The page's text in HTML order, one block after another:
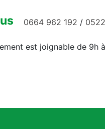
0664 962 192 /
est joignable de 9h